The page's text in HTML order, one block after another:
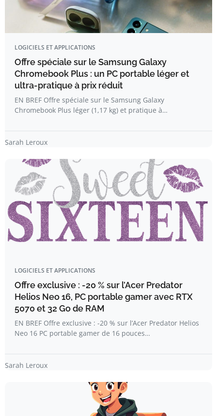
LOGICIELS ET APPLICATIONS
Offre spéciale sur le Samsung Galaxy
Chromebook Plus : un PC portable léger et
ultra-pratique à prix réduit
EN BREF Offre spéciale sur le Samsung Galaxy
Chromebook Plus léger (1,17 kg) et pratique à…
Sarah Leroux
LOGICIELS ET APPLICATIONS
Offre exclusive : -20 % sur l’Acer Predator
Helios Neo 16, PC portable gamer avec RTX
5070 et 32 Go de RAM
EN BREF Offre exclusive : -20 % sur l’Acer Predator Helios
Neo 16 PC portable gamer de 16 pouces…
Sarah Leroux